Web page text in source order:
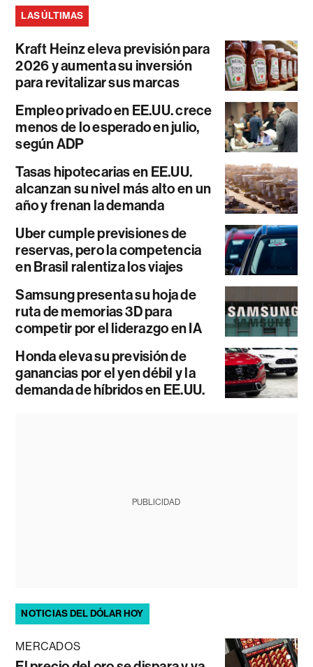
LAS ÚLTIMAS
Kraft Heinz eleva previsión para
2026 y aumenta su inversión
para revitalizar sus marcas
Empleo privado en EE.UU. crece
menos de lo esperado en julio,
según ADP
Tasas hipotecarias en EE.UU.
alcanzan su nivel más alto en un
año y frenan la demanda
Uber cumple previsiones de
reservas, pero la competencia
en Brasil ralentiza los viajes
Samsung presenta su hoja de
ruta de memorias 3D para
competir por el liderazgo en IA
Honda eleva su previsión de
ganancias por el yen débil y la
demanda de híbridos en EE.UU.
PUBLICIDAD
NOTICIAS DEL DÓLAR HOY
MERCADOS